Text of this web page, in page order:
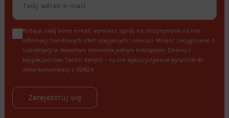
Podając swój adres e-mail, wyrażasz zgodę na otrzymywanie od nas
informacji handlowych, ofert specjalnych i nowości. Możesz zrezygnować z
subskrypcji w dowolnym momencie jednym kliknięciem. Dbamy o
bezpieczeństwo Twoich danych – są one wykorzystywane wyłącznie do
celów komunikacji z OEM24.
Zarejestruj się